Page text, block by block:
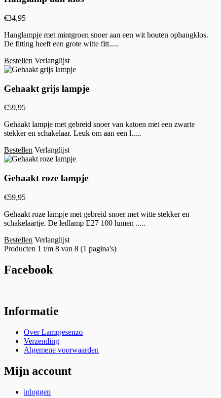
€34,95
Hanglampje met mintgroen snoer aan een wit houten ophangklos.
De fitting heeft een grote witte fitt.....
Bestellen Verlanglijst
Gehaakt grijs lampje
€59,95
Gehaakt lampje met gebreid snoer van katoen met een zwarte
stekker en schakelaar. Leuk om aan een l.....
Bestellen Verlanglijst
Gehaakt roze lampje
€59,95
Gehaakt roze lampje met gebreid snoer met witte stekker en
schakelaartje. De ledlamp E27 100 lumen .....
Bestellen Verlanglijst
Producten 1 t/m 8 van 8 (1 pagina's)
Facebook
Informatie
Over Lampjesenzo
Verzending
Algemene voorwaarden
Mijn account
inloggen